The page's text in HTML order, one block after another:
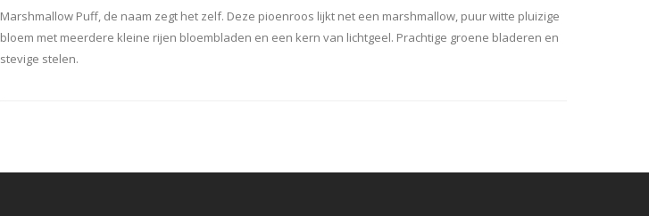
Marshmallow Puff, de naam zegt het zelf. Deze pioenroos lijkt net een marshmallow, puur witte pluizige
bloem met meerdere kleine rijen bloembladen en een kern van lichtgeel. Prachtige groene bladeren en
stevige stelen.